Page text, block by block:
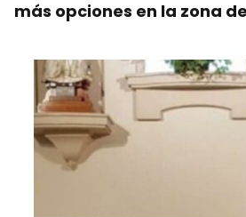
más opciones en la zona